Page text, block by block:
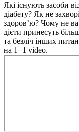
Які існують засоби
діабету? Як не
здоров’ю? Чому не
дієти принесуть
та безліч інших
на 1+1 video.